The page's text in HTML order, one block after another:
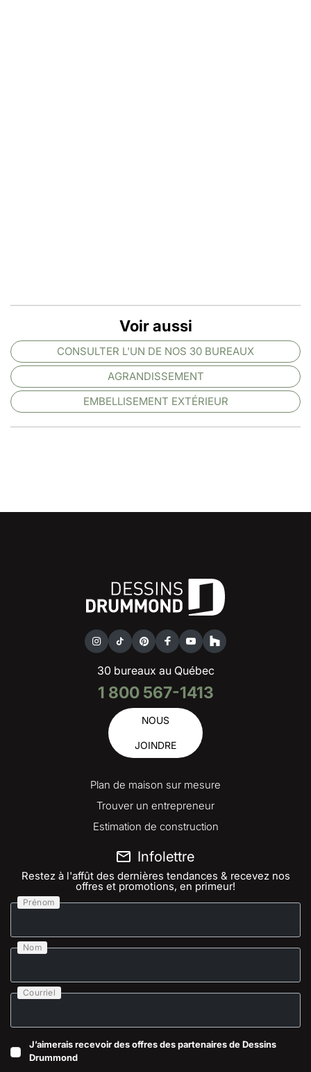
Voir aussi
CONSULTER L'UN DE NOS 30 BUREAUX
AGRANDISSEMENT
EMBELLISEMENT EXTÉRIEUR
30 bureaux au Québec
1 800 567-1413
NOUS
JOINDRE
Plan de maison sur mesure
Trouver un entrepreneur
Estimation de construction
Infolettre
Restez à l'affût des dernières tendances & recevez nos
offres et promotions, en primeur!
Prénom
Nom
Courriel
J’aimerais recevoir des offres des partenaires de Dessins
Drummond